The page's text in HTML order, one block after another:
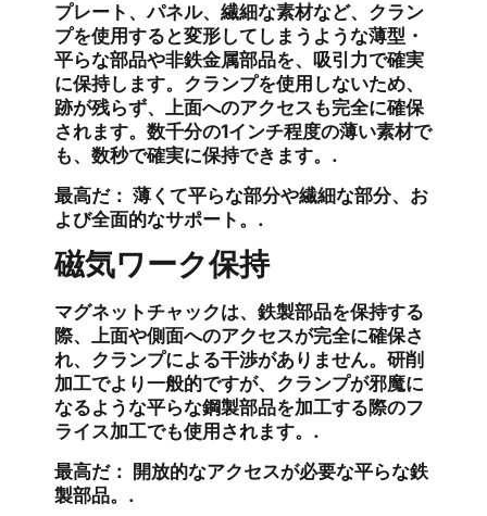
プレート、パネル、繊細な素材など、クラン
プを使用すると変形してしまうような薄型・
平らな部品や非鉄金属部品を、吸引力で確実
に保持します。クランプを使用しないため、
跡が残らず、上面へのアクセスも完全に確保
されます。数千分の1インチ程度の薄い素材で
も、数秒で確実に保持できます。.
最高だ： 薄くて平らな部分や繊細な部分、お
よび全面的なサポート。.
磁気ワーク保持
マグネットチャックは、鉄製部品を保持する
際、上面や側面へのアクセスが完全に確保さ
れ、クランプによる干渉がありません。研削
加工でより一般的ですが、クランプが邪魔に
なるような平らな鋼製部品を加工する際のフ
ライス加工でも使用されます。.
最高だ： 開放的なアクセスが必要な平らな鉄
製部品。.